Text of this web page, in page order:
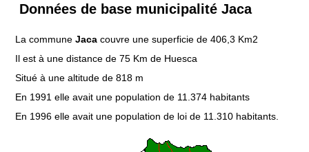
Données de base municipalité Jaca
La commune Jaca couvre une superficie de 406,3 Km2
Il est à une distance de 75 Km de Huesca
Situé à une altitude de 818 m
En 1991 elle avait une population de 11.374 habitants
En 1996 elle avait une population de loi de 11.310 habitants.